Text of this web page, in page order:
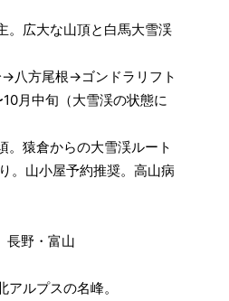
広大な山頂と白馬大雪渓
八方尾根→ゴンドラリフト
月中旬（大雪渓の状態に
。猿倉からの大雪渓ルート
。山小屋予約推奨。高山病
野・富山
ルプスの名峰。